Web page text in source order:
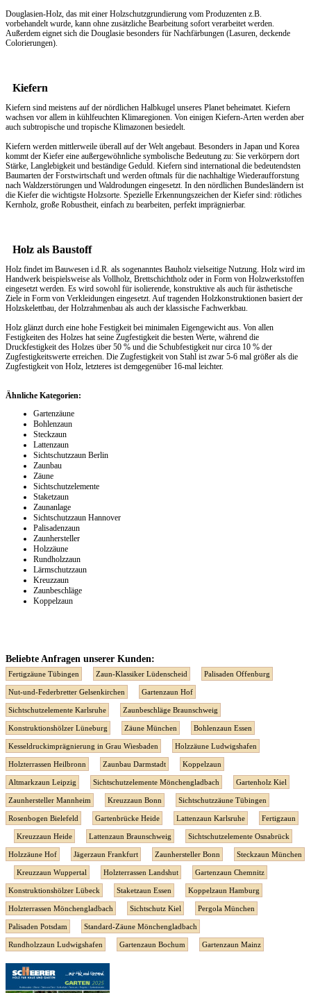
Douglasien-Holz, das mit einer Holzschutzgrundierung vom Produzenten z.B.
vorbehandelt wurde, kann ohne zusätzliche Bearbeitung sofort verarbeitet werden.
Außerdem eignet sich die Douglasie besonders für Nachfärbungen (Lasuren, deckende
Colorierungen).
Kiefern
Kiefern sind meistens auf der nördlichen Halbkugel unseres Planet beheimatet. Kiefern
wachsen vor allem in kühlfeuchten Klimaregionen. Von einigen Kiefern-Arten werden aber
auch subtropische und tropische Klimazonen besiedelt.
Kiefern werden mittlerweile überall auf der Welt angebaut. Besonders in Japan und Korea
kommt der Kiefer eine außergewöhnliche symbolische Bedeutung zu: Sie verkörpern dort
Stärke, Langlebigkeit und beständige Geduld. Kiefern sind international die bedeutendsten
Baumarten der Forstwirtschaft und werden oftmals für die nachhaltige Wiederaufforstung
nach Waldzerstörungen und Waldrodungen eingesetzt. In den nördlichen Bundesländern ist
die Kiefer die wichtigste Holzsorte. Spezielle Erkennungszeichen der Kiefer sind: rötliches
Kernholz, große Robustheit, einfach zu bearbeiten, perfekt imprägnierbar.
Holz als Baustoff
Holz findet im Bauwesen i.d.R. als sogenanntes Bauholz vielseitige Nutzung. Holz wird im
Handwerk beispielsweise als Vollholz, Brettschichtholz oder in Form von Holzwerkstoffen
eingesetzt werden. Es wird sowohl für isolierende, konstruktive als auch für ästhetische
Ziele in Form von Verkleidungen eingesetzt. Auf tragenden Holzkonstruktionen basiert der
Holzskelettbau, der Holzrahmenbau als auch der klassische Fachwerkbau.
Holz glänzt durch eine hohe Festigkeit bei minimalen Eigengewicht aus. Von allen
Festigkeiten des Holzes hat seine Zugfestigkeit die besten Werte, während die
Druckfestigkeit des Holzes über 50 % und die Schubfestigkeit nur circa 10 % der
Zugfestigkeitswerte erreichen. Die Zugfestigkeit von Stahl ist zwar 5-6 mal größer als die
Zugfestigkeit von Holz, letzteres ist demgegenüber 16-mal leichter.
Ähnliche Kategorien:
Gartenzäune
Bohlenzaun
Steckzaun
Lattenzaun
Sichtschutzzaun Berlin
Zaunbau
Zäune
Sichtschutzelemente
Staketzaun
Zaunanlage
Sichtschutzzaun Hannover
Palisadenzaun
Zaunhersteller
Holzzäune
Rundholzzaun
Lärmschutzzaun
Kreuzzaun
Zaunbeschläge
Koppelzaun
Beliebte Anfragen unserer Kunden:
Fertigzäune Tübingen Zaun-Klassiker Lüdenscheid Palisaden Offenburg
Nut-und-Federbretter Gelsenkirchen Gartenzaun Hof
Sichtschutzelemente Karlsruhe Zaunbeschläge Braunschweig
Konstruktionshölzer Lüneburg Zäune München Bohlenzaun Essen
Kesseldruckimprägnierung in Grau Wiesbaden Holzzäune Ludwigshafen
Holzterrassen Heilbronn Zaunbau Darmstadt Koppelzaun
Altmarkzaun Leipzig Sichtschutzelemente Mönchengladbach Gartenholz Kiel
Zaunhersteller Mannheim Kreuzzaun Bonn Sichtschutzzäune Tübingen
Rosenbogen Bielefeld Gartenbrücke Heide Lattenzaun Karlsruhe Fertigzaun
Kreuzzaun Heide Lattenzaun Braunschweig Sichtschutzelemente Osnabrück
Holzzäune Hof Jägerzaun Frankfurt Zaunhersteller Bonn Steckzaun München
Kreuzzaun Wuppertal Holzterrassen Landshut Gartenzaun Chemnitz
Konstruktionshölzer Lübeck Staketzaun Essen Koppelzaun Hamburg
Holzterrassen Mönchengladbach Sichtschutz Kiel Pergola München
Palisaden Potsdam Standard-Zäune Mönchengladbach
Rundholzzaun Ludwigshafen Gartenzaun Bochum Gartenzaun Mainz